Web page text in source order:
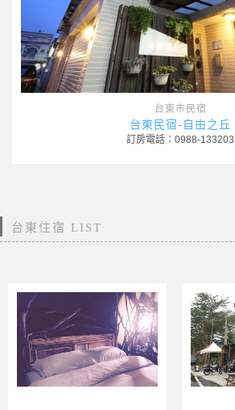
台東市民宿
台東民宿-自由之丘
訂房電話：0988-133203
台東住宿 LIST